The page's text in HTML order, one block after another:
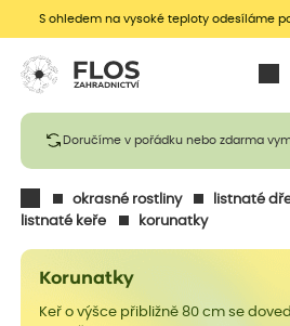
S ohledem na vysoké teploty odesíláme
Doručíme v pořádku nebo zdarma
okrasné rostliny
listnaté
listnaté keře
korunatky
Korunatky
Keř o výšce přibližně 80 cm se